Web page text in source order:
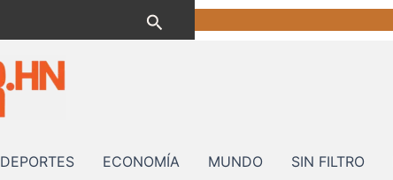
Buscar
DEPORTES ECONOMÍA MUNDO SIN FILTRO